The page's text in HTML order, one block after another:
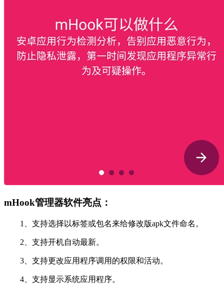
mHook管理器软件亮点：
1、支持选择以标签或包名来给修改版apk文件命名。
2、支持开机自动最新。
3、支持更改应用程序调用的权限和活动。
4、支持显示系统应用程序。